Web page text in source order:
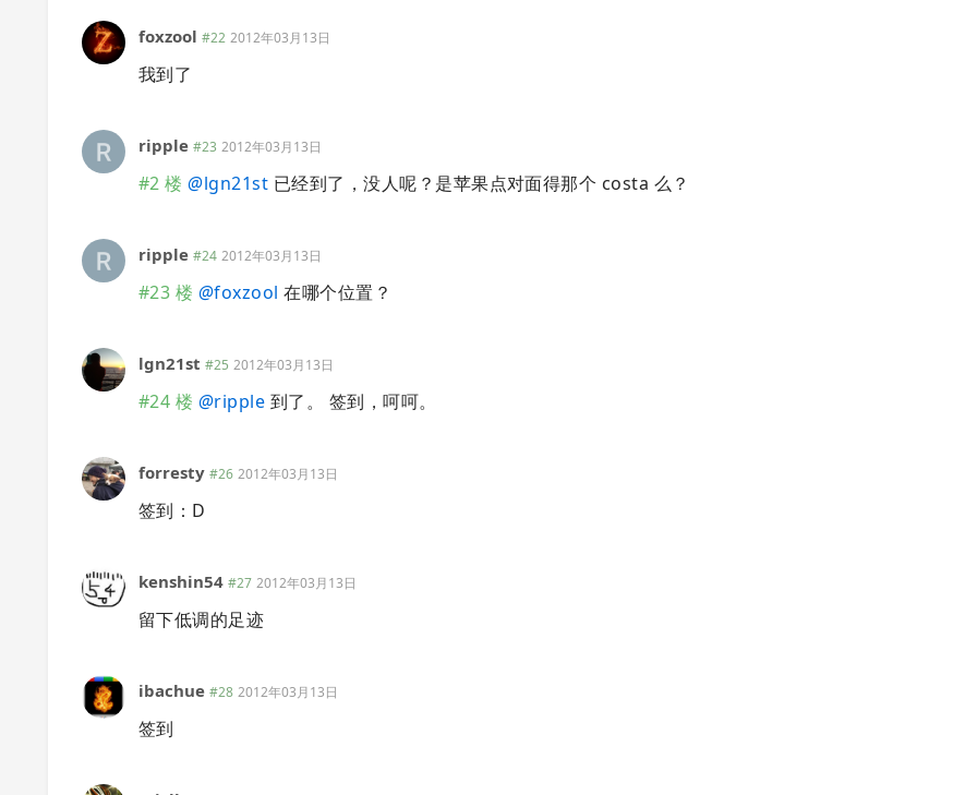
foxzool #22 2012年03月13日
我到了
ripple #23 2012年03月13日
#2 楼 @lgn21st 已经到了，没人呢？是苹果点对面得那个 costa 么？
ripple #24 2012年03月13日
#23 楼 @foxzool 在哪个位置？
lgn21st #25 2012年03月13日
#24 楼 @ripple 到了。 签到，呵呵。
forresty #26 2012年03月13日
签到：D
kenshin54 #27 2012年03月13日
留下低调的足迹
ibachue #28 2012年03月13日
签到